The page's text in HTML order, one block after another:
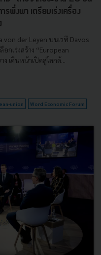
พึ่งพา เตรียมเร่งเครื่อง
der Leyen บนเวที Davos
กเร่งสร้าง “European
เดินหน้าเปิดสู่โลกด้...
union Word Economic Forum